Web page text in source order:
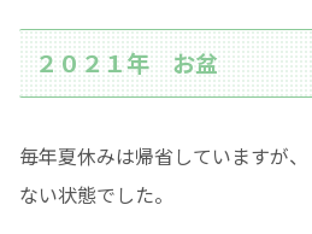
２０２１年 お盆
毎年夏休みは帰省していますが
ない状態でした。